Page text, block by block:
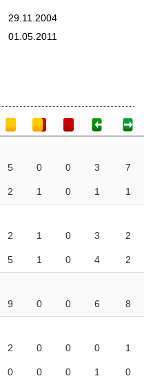
29.11.2004
01.05.2011
5 0 0 3 7
2 1 0 1 1
2 1 0 3 2
5 1 0 4 2
9 0 0 6 8
2 0 0 0 1
0 0 0 1 0